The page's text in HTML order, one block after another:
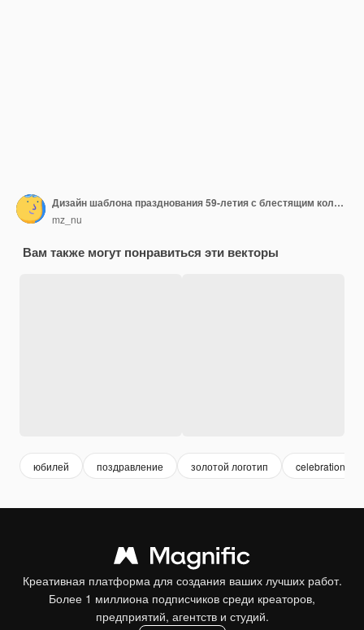
Дизайн шаблона празднования 59-летия с блестящим кольцом и лавровым венком с золотой лентой на черном фоне
mz_nu
Вам также могут понравиться эти векторы
юбилей поздравление золотой логотип celebration
Креативная платформа для создания ваших лучших работ.
Более 1 миллиона подписчиков среди креаторов,
предприятий, агентств и студий.